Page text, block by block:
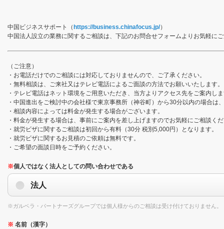
中国ビジネスサポート（ https://business.chinafocus.jp/）
中国法人設立の業務に関するご相談は、下記のお問合せフォームよりお気軽に
（ご注意）
・お電話だけでのご相談には対応しておりませんので、ご了承ください。
・無料相談は、ご来社又はテレビ電話によるご面談の方法でお願いいたします。
・テレビ電話はネット環境をご用意いただき、当方よりアクセス先をご案内し
・中国進出をご検討中の会社様で東京事務所（神谷町）から30分以内の場合は
・相談内容によっては料金が発生する場合がございます。
・料金が発生する場合は、事前にご案内を差し上げますのでお気軽にご相談く
・就労ビザに関するご相談は初回から有料（30分 税別5,000円）となります。
・就労ビザに関するお見積のご依頼は無料です。
・ご希望の面談日時をご予約ください。
※個人ではなく法人としての問い合わせである
法人
※ガルベラ・パートナーズグループでは個人様からのご相談は受け付けておりません。
※ 名前（漢字）